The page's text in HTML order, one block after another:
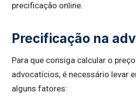
precificação online.
Precificação na
Para que consiga calcular o
advocatícios, é necessário levar
alguns fatores: